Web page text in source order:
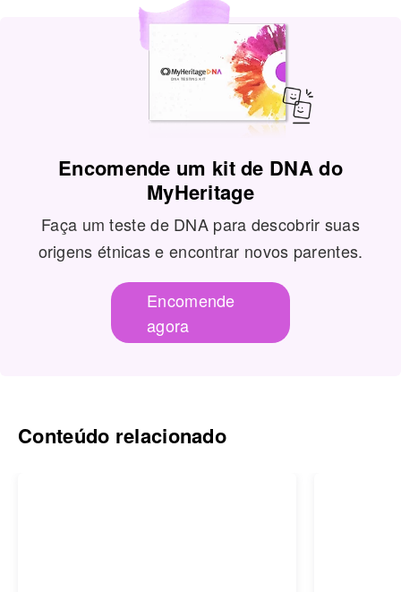
Encomende um kit de DNA do
MyHeritage
Faça um teste de DNA para descobrir suas
origens étnicas e encontrar novos parentes.
Encomende
agora
Conteúdo relacionado